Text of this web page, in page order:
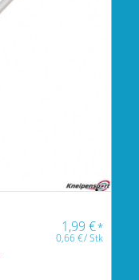
1,99€*
0,66€/Stk